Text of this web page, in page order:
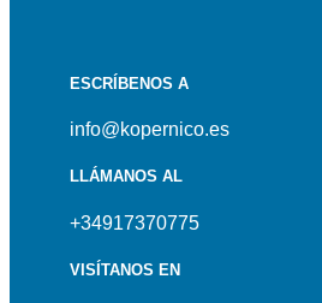
ESCRÍBENOS A
info@kopernico.es
LLÁMANOS AL
+34917370775
VISÍTANOS EN